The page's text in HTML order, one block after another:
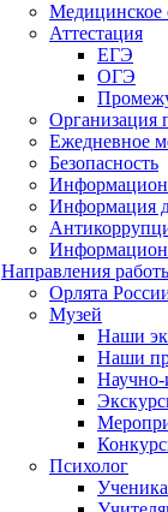
Медицинское
Аттестация
ЕГЭ
ОГЭ
Организация
Ежедневное
Безопасность
Информация
Направления
Орлята
Музей
Наши
Наши
Научно-
Психолог